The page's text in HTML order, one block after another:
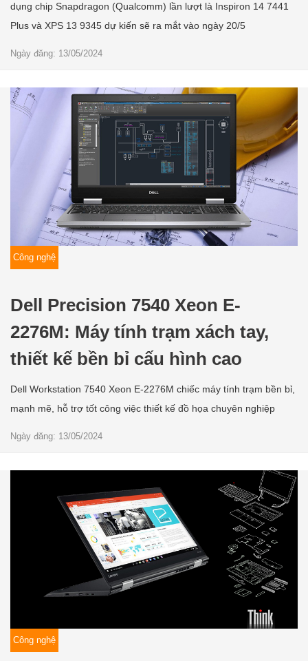
dụng chip Snapdragon (Qualcomm) lần lượt là Inspiron 14 7441
Plus và XPS 13 9345 dự kiến sẽ ra mắt vào ngày 20/5
Ngày đăng: 13/05/2024
Công nghệ
Dell Precision 7540 Xeon E-
2276M: Máy tính trạm xách tay,
thiết kế bền bỉ cấu hình cao
Dell Workstation 7540 Xeon E-2276M chiếc máy tính trạm bền bỉ,
mạnh mẽ, hỗ trợ tốt công việc thiết kế đồ họa chuyên nghiệp
Ngày đăng: 13/05/2024
Công nghệ